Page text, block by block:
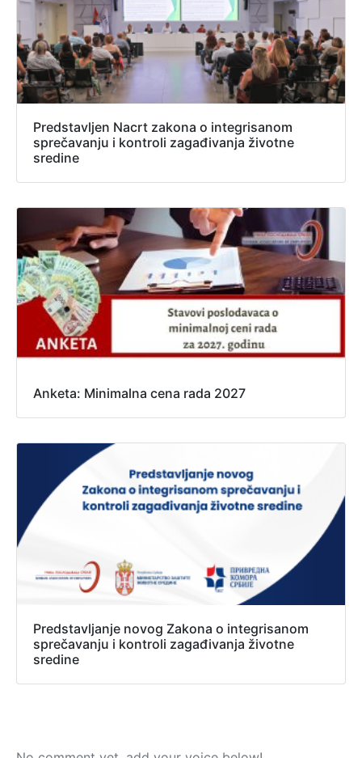
Predstavljen Nacrt zakona o integrisanom
sprečavanju i kontroli zagađivanja životne
sredine
Anketa: Minimalna cena rada 2027
Predstavljanje novog Zakona o integrisanom
sprečavanju i kontroli zagađivanja životne
sredine